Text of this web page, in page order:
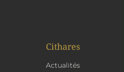
Cithares
Actualités